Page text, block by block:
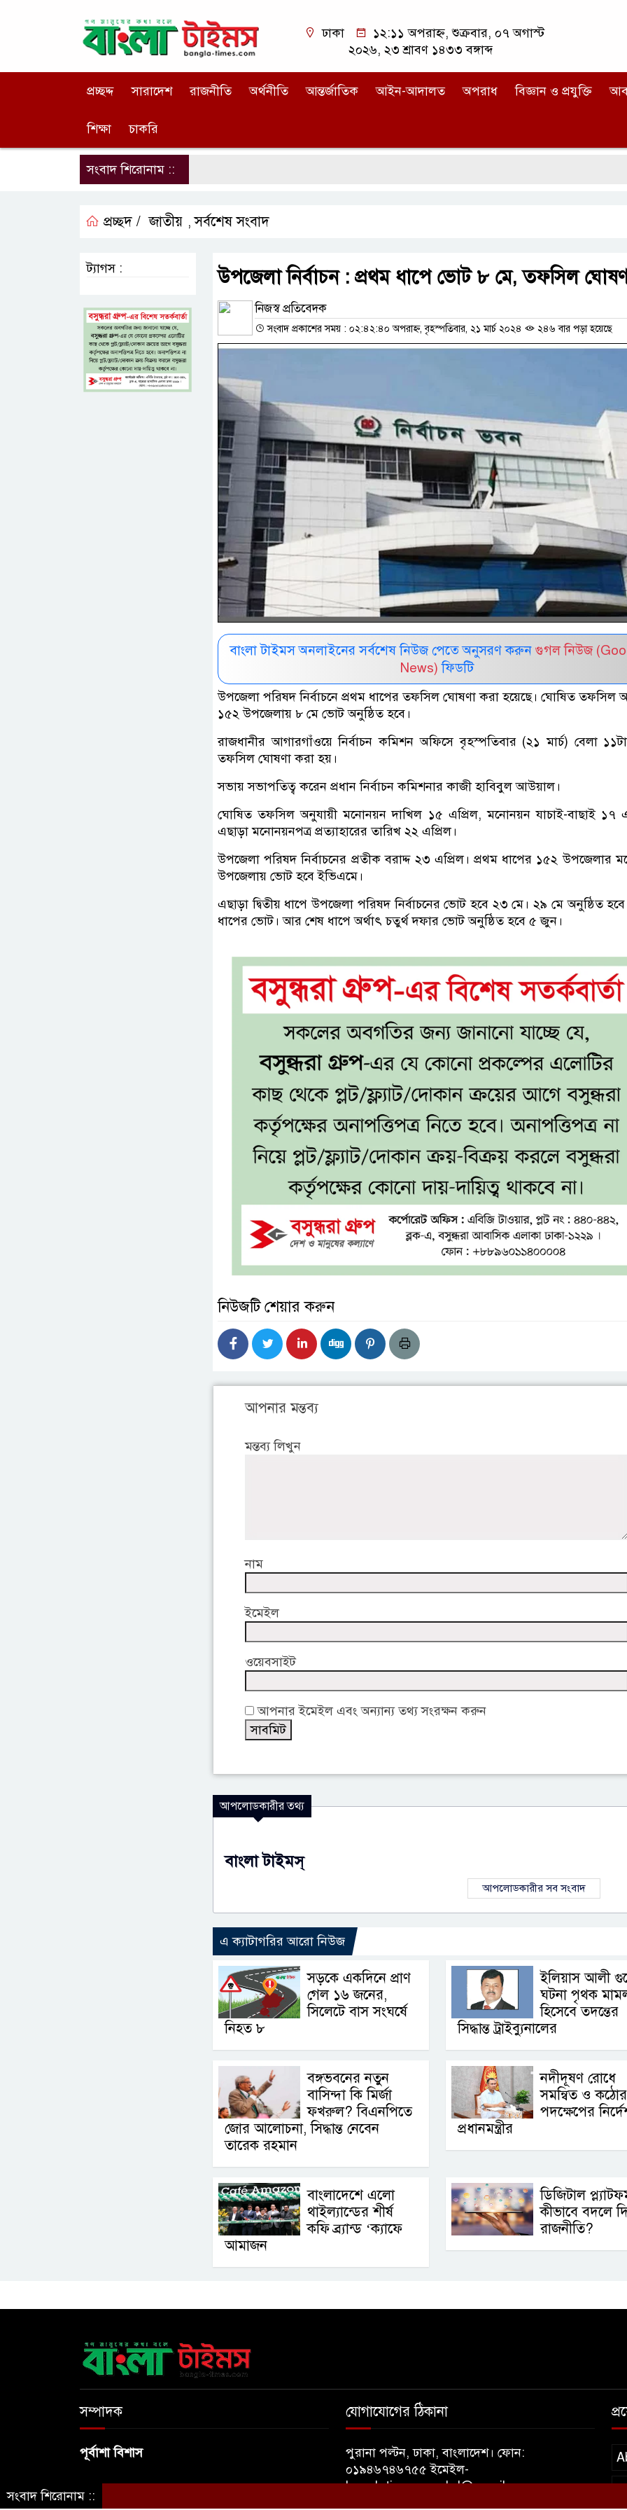
ঢাকা
১২:১১ অপরাহ্ন, শুক্রবার, ০৭ অগাস্ট
২০২৬, ২৩ শ্রাবণ ১৪৩৩ বঙ্গাব্দ
প্রচ্ছদ্দ সারাদেশ রাজনীতি অর্থনীতি আন্তর্জাতিক আইন-আদালত অপরাধ বিজ্ঞান ও প্রযুক্তি
শিক্ষা চাকরি
সংবাদ শিরোনাম ::
প্রচ্ছদ / জাতীয় ,সর্বশেষ সংবাদ
উপজেলা নির্বাচন : প্রথম ধাপে ভোট ৮ মে, তফসিল
নিজস্ব প্রতিবেদক
সংবাদ প্রকাশের সময় : ০২:৪২:৪০ অপরাহ্ন, বৃহস্পতিবার, ২১ মার্চ ২০২৪ ২৪৬ বার পড়া হয়েছে
বাংলা টাইমস অনলাইনের সর্বশেষ নিউজ পেতে অনুসরণ করুন গুগল নিউজ
News) ফিডটি
উপজেলা পরিষদ নির্বাচনে প্রথম ধাপের তফসিল ঘোষণা করা হয়েছে। ঘোষিত তফসিল
১৫২ উপজেলায় ৮ মে ভোট অনুষ্ঠিত হবে।
রাজধানীর আগারগাঁওয়ে নির্বাচন কমিশন অফিসে বৃহস্পতিবার (২১ মার্চ) বেলা
তফসিল ঘোষণা করা হয়।
সভায় সভাপতিত্ব করেন প্রধান নির্বাচন কমিশনার কাজী হাবিবুল আউয়াল।
ঘোষিত তফসিল অনুযায়ী মনোনয়ন দাখিল ১৫ এপ্রিল, মনোনয়ন যাচাই-বাছাই ১৭
এছাড়া মনোনয়নপত্র প্রত্যাহারের তারিখ ২২ এপ্রিল।
উপজেলা পরিষদ নির্বাচনের প্রতীক বরাদ্দ ২৩ এপ্রিল। প্রথম ধাপের ১৫২ উপজেলার
উপজেলায় ভোট হবে ইভিএমে।
এছাড়া দ্বিতীয় ধাপে উপজেলা পরিষদ নির্বাচনের ভোট হবে ২৩ মে। ২৯ মে অনুষ্ঠিত
ধাপের ভোট। আর শেষ ধাপে অর্থাৎ চতুর্থ দফার ভোট অনুষ্ঠিত হবে ৫ জুন।
নিউজটি শেয়ার করুন
আপনার মন্তব্য
মন্তব্য লিখুন
নাম
ইমেইল
ওয়েবসাইট
আপনার ইমেইল এবং অন্যান্য তথ্য সংরক্ষন করুন
আপলোডকারীর তথ্য
বাংলা টাইমস্
আপলোডকারীর সব সংবাদ
এ ক্যাটাগরির আরো নিউজ
সড়কে একদিনে প্রাণ
গেল ১৬ জনের,
সিলেটে বাস সংঘর্ষে
নিহত ৮
ইলিয়াস আলী
ঘটনা পৃথক
হিসেবে তদন্তের
সিদ্ধান্ত ট্রাইব্যুনালের
বঙ্গভবনের নতুন
বাসিন্দা কি মির্জা
ফখরুল? বিএনপিতে
জোর আলোচনা, সিদ্ধান্ত নেবেন
তারেক রহমান
নদীদূষণ রোধে
সমন্বিত ও কঠোর
পদক্ষেপের
প্রধানমন্ত্রীর
বাংলাদেশে এলো
থাইল্যান্ডের শীর্ষ
কফি ব্র্যান্ড ‘ক্যাফে
আমাজন
ডিজিটাল
কীভাবে বদলে
রাজনীতি?
ট্যাগস :
সম্পাদক
পূর্বাশা বিশাস
যোগাযোগের ঠিকানা
পুরানা পল্টন, ঢাকা, বাংলাদেশ। ফোন:
০১৯৪৬৭৪৬৭৫৫ ইমেইল-
banglatimesnewsbd@gmail.com
সংবাদ শিরোনাম ::